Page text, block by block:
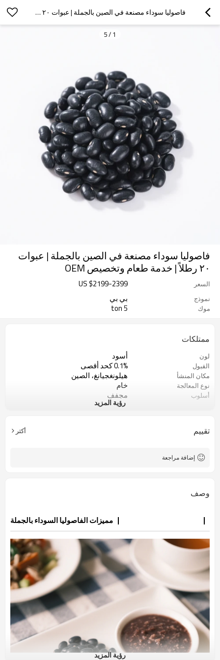
فاصوليا سوداء مصنعة في الصين بالجملة | عبوات ٢٠ رطلاً | خدمة طعام وتخصيص OEM
1
/
5
فاصوليا سوداء مصنعة في الصين بالجملة | عبوات
٢٠ رطلاً | خدمة طعام وتخصيص OEM
السعر US $2199-2399
نموذج بي بي
موك 5 ton
ممتلكات
لون أسود
القبول 0.1% كحد أقصى
مكان المنشأ هيلونغجيانغ، الصين
نوع المعالجة خام
أسلوب مجفف
شركة صن شاين للمنتجات الزراعية
الحد الأدنى لكمية الطلب
رؤية المزيد
تقييم أكثر
إضافة مراجعة
وصف
مميزات الفاصوليا السوداء بالجملة
رؤية المزيد